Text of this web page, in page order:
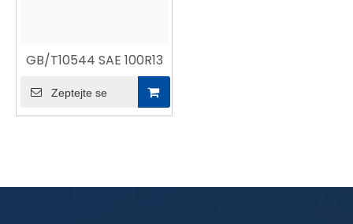
GB/T10544 SAE 100R13
Zeptejte se